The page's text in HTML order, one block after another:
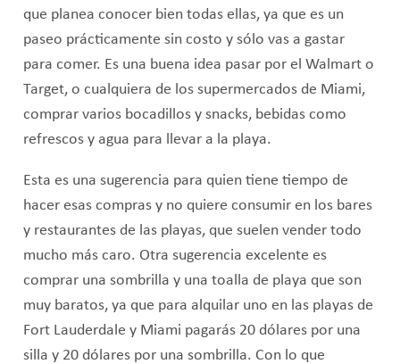
que planea conocer bien todas ellas, ya que es un
paseo prácticamente sin costo y sólo vas a gastar
para comer. Es una buena idea pasar por el Walmart o
Target, o cualquiera de los supermercados de Miami,
comprar varios bocadillos y snacks, bebidas como
refrescos y agua para llevar a la playa.
Esta es una sugerencia para quien tiene tiempo de
hacer esas compras y no quiere consumir en los bares
y restaurantes de las playas, que suelen vender todo
mucho más caro. Otra sugerencia excelente es
comprar una sombrilla y una toalla de playa que son
muy baratos, ya que para alquilar uno en las playas de
Fort Lauderdale y Miami pagarás 20 dólares por una
silla y 20 dólares por una sombrilla. Con lo que